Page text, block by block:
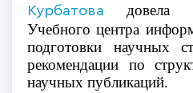
Курбатова
довела
Учебного центра
подготовки научных
рекомендации по
научных публикаций.